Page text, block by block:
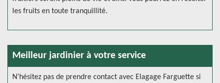
les fruits en toute tranquillité.
Meilleur jardinier à votre service
N’hésitez pas de prendre contact avec Elagage Farguette si